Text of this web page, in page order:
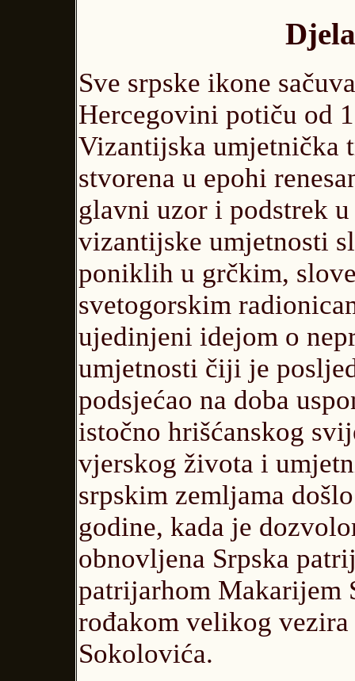
Sve srpske ikone
Hercegovini potiču od
Vizantijska umjetnička
stvorena u epohi
glavni uzor i podstrek
vizantijske umjetnosti
poniklih u grčkim,
svetogorskim
ujedinjeni idejom o
umjetnosti čiji je
podsjećao na doba
istočno hrišćanskog
vjerskog života i
srpskim zemljama
godine, kada je
obnovljena Srpska
patrijarhom Makarijem
rođakom velikog vezira
Sokolovića.